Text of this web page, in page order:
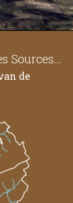
Sources…
de